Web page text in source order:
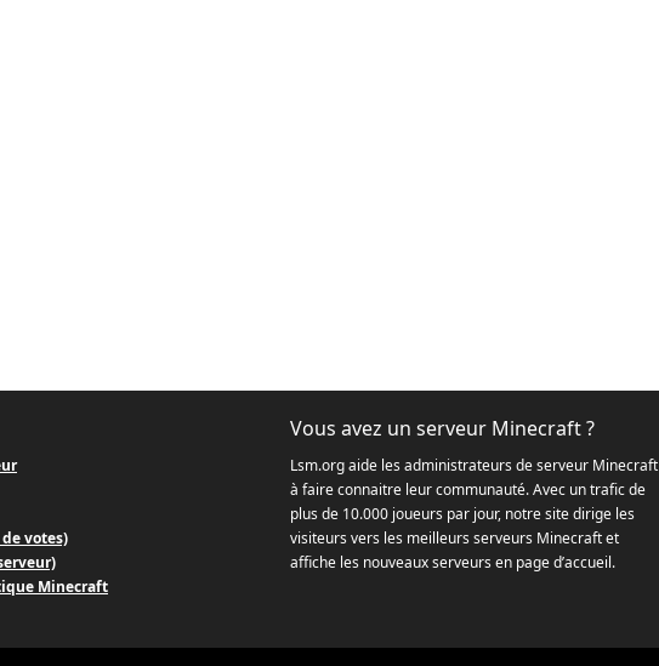
votes)
Minecraft
Vous avez un serveur Minecraft ?
Lsm.org aide les administrateurs de serveur Minecraft
à faire connaitre leur communauté. Avec un trafic de
plus de 10.000 joueurs par jour, notre site dirige les
visiteurs vers les meilleurs serveurs Minecraft et
affiche les nouveaux serveurs en page d’accueil.